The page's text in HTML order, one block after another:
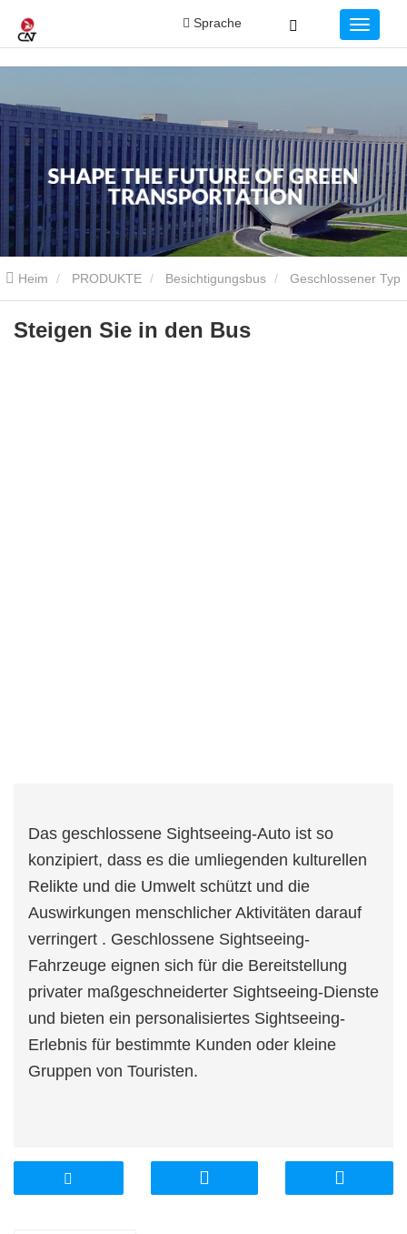
Sprache
Heim PRODUKTE Besichtigungsbus Geschlossener Typ
Steigen Sie in den Bus
Steigen Sie in den Bus
Das geschlossene Sightseeing-Auto ist so
konzipiert, dass es die umliegenden kulturellen
Relikte und die Umwelt schützt und die
Auswirkungen menschlicher Aktivitäten darauf
verringert . Geschlossene Sightseeing-
Fahrzeuge eignen sich für die Bereitstellung
privater maßgeschneiderter Sightseeing-Dienste
und bieten ein personalisiertes Sightseeing-
Erlebnis für bestimmte Kunden oder kleine
Gruppen von Touristen.